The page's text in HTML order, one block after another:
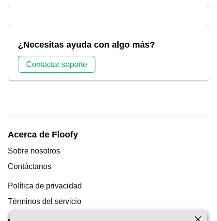
¿Necesitas ayuda con algo más?
Contactar soporte
Acerca de Floofy
Sobre nosotros
Contáctanos
Política de privacidad
Términos del servicio